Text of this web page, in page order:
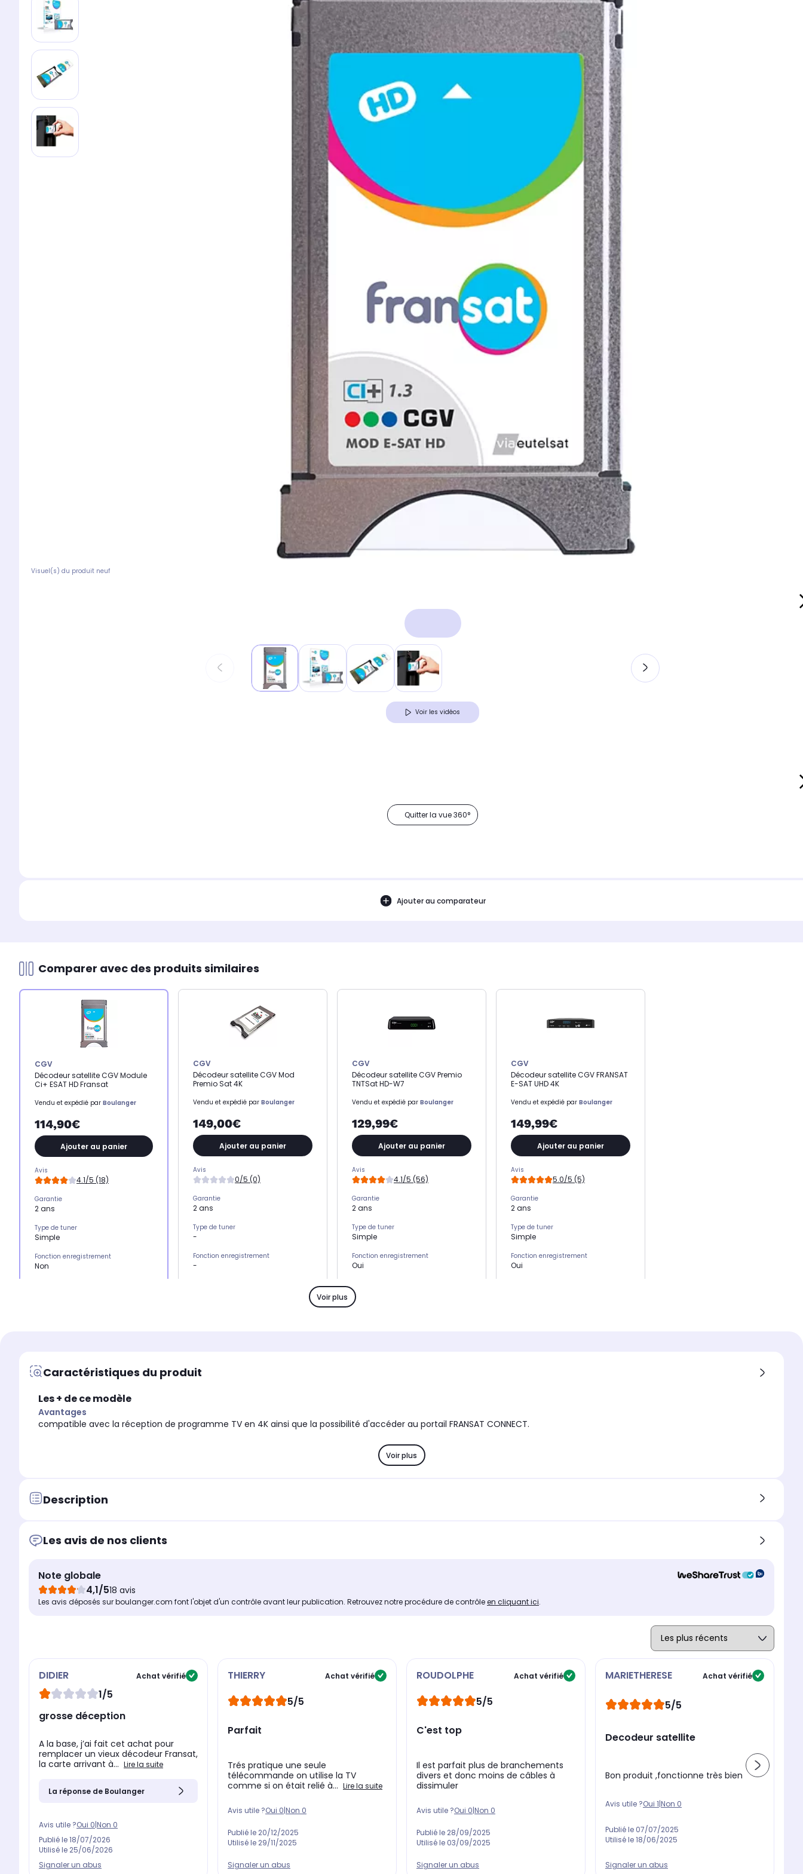
Visuel(s) du produit neuf
Voir les vidéos
Quitter la vue 360°
Ajouter au comparateur
Comparer avec des produits similaires
CGV
Décodeur satellite CGV Module
Ci+ ESAT HD Fransat
Vendu et expédié par Boulanger
114,90€
Ajouter au panier
Avis
4.1/5 (18)
Garantie
2 ans
Type de tuner
Simple
Fonction enregistrement
Non
de programme TV en 4K ainsi
que la possibilité d'accéder au
Enregistrement différé (Time shifting)
Aucun
CGV
Décodeur satellite CGV Mod
Premio Sat 4K
Vendu et expédié par Boulanger
149,00€
Ajouter au panier
Avis
0/5 (0)
Garantie
2 ans
Type de tuner
-
Fonction enregistrement
-
Pas de câbles, aucune
Enregistrement différé (Time shifting)
CGV
Décodeur satellite CGV Premio
TNTSat HD-W7
Vendu et expédié par Boulanger
129,99€
Ajouter au panier
Avis
4.1/5 (56)
Garantie
2 ans
Type de tuner
Simple
Fonction enregistrement
Oui
-
Enregistrement différé (Time shifting)
Double enregistrement simultané
CGV
Décodeur satellite CGV FRANSAT
E-SAT UHD 4K
Vendu et expédié par Boulanger
149,99€
Ajouter au panier
Avis
5.0/5 (5)
Garantie
2 ans
Type de tuner
Simple
Fonction enregistrement
Oui
Enregistrement différé (Time shifting)
Voir plus
Caractéristiques du produit
Les + de ce modèle
Avantages
compatible avec la réception de programme TV en 4K ainsi que la possibilité d'accéder au portail FRANSAT CONNECT.
Voir plus
Description
Les avis de nos clients
Note globale
4,1/518 avis
Les avis déposés sur boulanger.com font l'objet d'un contrôle avant leur publication. Retrouvez notre procédure de contrôleen cliquant ici.
DIDIER Achat vérifié
1/5
grosse déception
A la base, j’ai fait cet achat pour
remplacer un vieux décodeur Fransat,
la carte arrivant à... Lire la suite
La réponse de Boulanger
Avis utile ?Oui 0|Non 0
Publié le18/07/2026
Utilisé le 25/06/2026
Signaler un abus
THIERRY Achat vérifié
5/5
Parfait
Trés pratique une seule
télécommande on utilise la TV
comme si on était relié à... Lire la suite
Avis utile ?Oui 0|Non 0
Publié le 20/12/2025
Utilisé le 29/11/2025
Signaler un abus
ROUDOLPHE Achat vérifié
5/5
C'est top
Il est parfait plus de branchements
divers et donc moins de câbles à
dissimuler
Avis utile ?Oui 0|Non 0
Publié le 28/09/2025
Utilisé le 03/09/2025
Signaler un abus
MARIETHERESE Achat vérifié
5/5
Decodeur satellite
Bon produit ,fonctionne très bien
Avis utile ?Oui 1|Non 0
Publié le 07/07/2025
Utilisé le18/06/2025
Signaler un abus